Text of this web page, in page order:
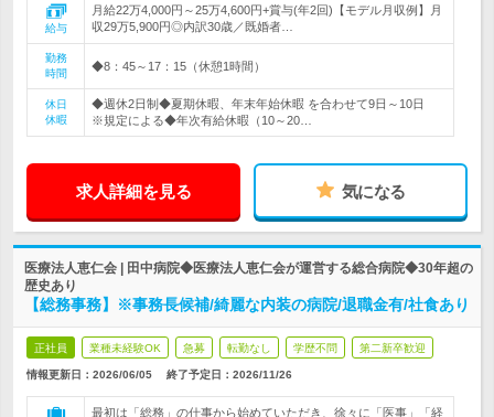
給与
月給22万4,000円～25万4,600円+賞与(年2回)【モデル月収例】月
収29万5,900円◎内訳30歳／既婚者…
勤務
時間
◆8：45～17：15（休憩1時間）
休日
休暇
◆週休2日制◆夏期休暇、年末年始休暇 を合わせて9日～10日
※規定による◆年次有給休暇（10～20…
求人詳細を見る 気になる
医療法人恵仁会 | 田中病院◆医療法人恵仁会が運営する総合病院◆30年超の
歴史あり
【総務事務】※事務長候補/綺麗な内装の病院/退職金有/社食あり
正社員 業種未経験OK 急募 転勤なし 学歴不問 第二新卒歓迎
情報更新日：2026/06/05 終了予定日： 2026/11/26
最初は「総務」の仕事から始めていただき、徐々に「医事」「経